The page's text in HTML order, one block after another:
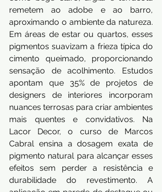
remetem ao adobe e ao barro,
aproximando o ambiente da natureza.
Em áreas de estar ou quartos, esses
pigmentos suavizam a frieza típica do
cimento queimado, proporcionando
sensação de acolhimento. Estudos
apontam que 35% de projetos de
designers de interiores incorporam
nuances terrosas para criar ambientes
mais quentes e convidativos. Na
Lacor Decor, o curso de Marcos
Cabral ensina a dosagem exata de
pigmento natural para alcançar esses
efeitos sem perder a resistência e
durabilidade do revestimento. A